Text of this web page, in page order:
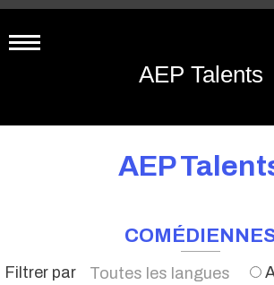
AEP Talents
AEP
Filtrer par
Toutes les langues